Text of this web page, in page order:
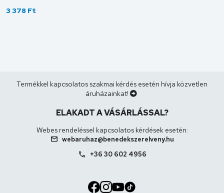
3 378 Ft
Termékkel kapcsolatos szakmai kérdés esetén hívja közvetlen
áruházainkat!
ELAKADT A VÁSÁRLÁSSAL?
Webes rendeléssel kapcsolatos kérdések esetén:
mail webaruhaz@benedekszerelveny.hu
call +36 30 602 4956